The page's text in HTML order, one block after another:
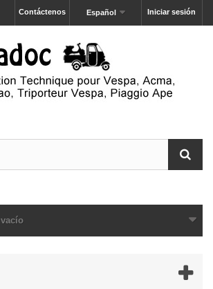
Iniciar sesión
Español
Contáctenos
vacío